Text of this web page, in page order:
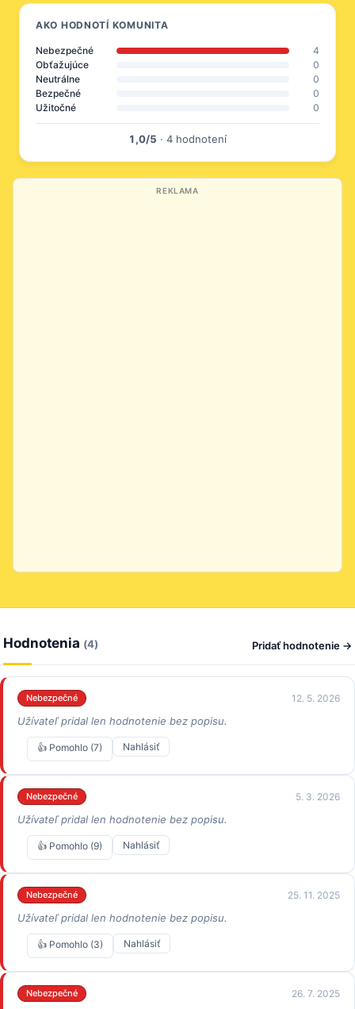
AKO HODNOTÍ KOMUNITA
Nebezpečné
4
Obťažujúce
0
Neutrálne
0
Bezpečné
0
Užitočné
0
1,0/5 · 4 hodnotení
REKLAMA
Hodnotenia (4) Pridať hodnotenie →
Nebezpečné 12. 5. 2026
Užívateľ pridal len hodnotenie bez popisu.
👍 Pomohlo (7) Nahlásiť
Nebezpečné 5. 3. 2026
Užívateľ pridal len hodnotenie bez popisu.
👍 Pomohlo (9) Nahlásiť
Nebezpečné 25. 11. 2025
Užívateľ pridal len hodnotenie bez popisu.
👍 Pomohlo (3) Nahlásiť
Nebezpečné 26. 7. 2025